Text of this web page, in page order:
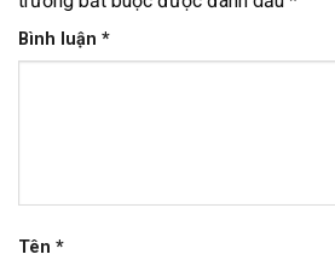
Bình luận *
Tên *